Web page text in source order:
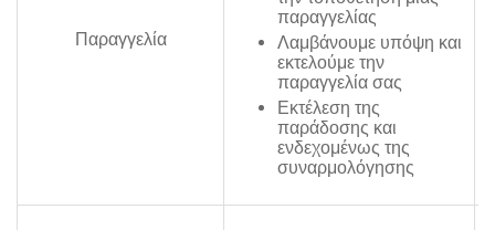
Παραγγελία
παραγγελίας
Λαμβάνουμε υπόψη και
εκτελούμε την
παραγγελία σας
Εκτέλεση της
παράδοσης και
ενδεχομένως της
συναρμολόγησης